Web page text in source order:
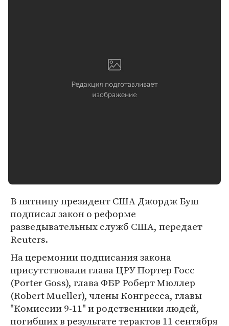
В пятницу президент США Джордж Буш
подписал закон о реформе
разведывательных служб США, передает
Reuters.
На церемонии подписания закона
присутствовали глава ЦРУ Портер Госс
(Porter Goss), глава ФБР Роберт Мюллер
(Robert Mueller), члены Конгресса, главы
"Комиссии 9-11" и родственники людей,
погибших в результате терактов 11 сентября